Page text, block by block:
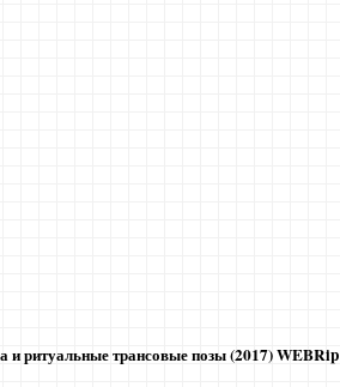
и ритуальные трансовые позы (2017) WEBRip